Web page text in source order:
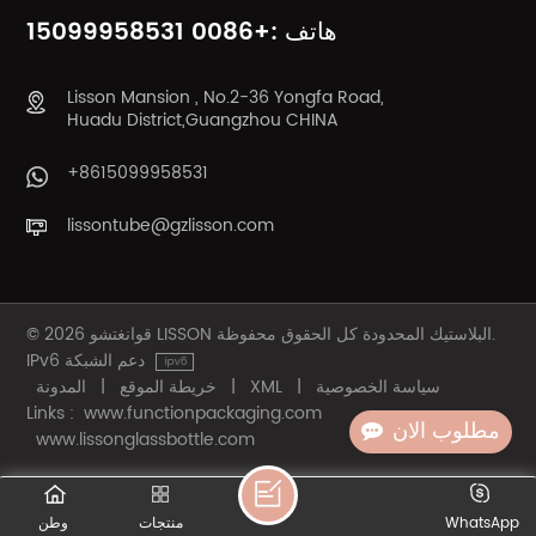
مطلوب الان
هاتف :+0086 15099958531
Lisson Mansion , No.2-36 Yongfa Road,
Huadu District,Guangzhou CHINA
+8615099958531
lissontube@gzlisson.com
© 2026 قوانغتشو LISSON البلاستيك المحدودة كل الحقوق محفوظة.
المدونة
| خريطة الموقع | XML |
سياسة الخصوصية
Links : www.functionpackaging.com
www.lissonglassbottle.com
وطن منتجات WhatsApp